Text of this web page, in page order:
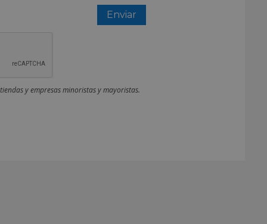
y empresas minoristas y mayoristas.